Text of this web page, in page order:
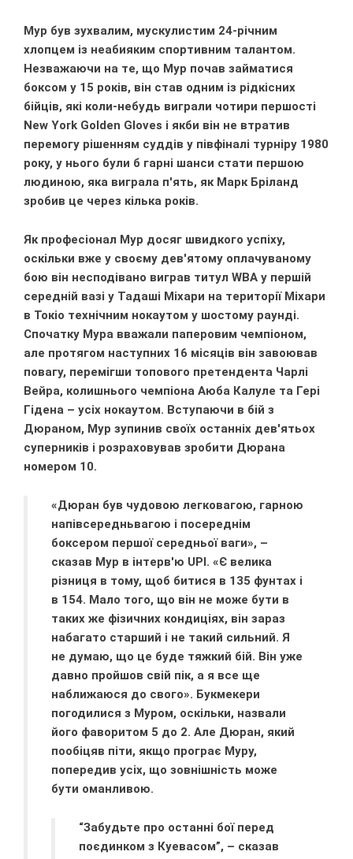
Мур був зухвалим, мускулистим 24-річним
хлопцем із неабияким спортивним талантом.
Незважаючи на те, що Мур почав займатися
боксом у 15 років, він став одним із рідкісних
бійців, які коли-небудь виграли чотири першості
New York Golden Gloves і якби він не втратив
перемогу рішенням суддів у півфіналі турніру 1980
року, у нього були б гарні шанси стати першою
людиною, яка виграла п'ять, як Марк Бріланд
зробив це через кілька років.
Як професіонал Мур досяг швидкого успіху,
оскільки вже у своєму дев'ятому оплачуваному
бою він несподівано виграв титул WBA у першій
середній вазі у Тадаші Міхари на території Міхари
в Токіо технічним нокаутом у шостому раунді.
Спочатку Мура вважали паперовим чемпіоном,
але протягом наступних 16 місяців він завоював
повагу, перемігши топового претендента Чарлі
Вейра, колишнього чемпіона Аюба Калуле та Гері
Гідена – усіх нокаутом. Вступаючи в бій з
Дюраном, Мур зупинив своїх останніх дев'ятьох
суперників і розраховував зробити Дюрана
номером 10.
«Дюран був чудовою легковагою, гарною
напівсередньвагою і посереднім
боксером першої середньої ваги», –
сказав Мур в інтерв'ю UPI. «Є велика
різниця в тому, щоб битися в 135 фунтах і
в 154. Мало того, що він не може бути в
таких же фізичних кондиціях, він зараз
набагато старший і не такий сильний. Я
не думаю, що це буде тяжкий бій. Він уже
давно пройшов свій пік, а я все ще
наближаюся до свого». Букмекери
погодилися з Муром, оскільки, назвали
його фаворитом 5 до 2. Але Дюран, який
пообіцяв піти, якщо програє Муру,
попередив усіх, що зовнішність може
бути оманливою.
“Забудьте про останні бої перед
поєдинком з Куевасом”, – сказав